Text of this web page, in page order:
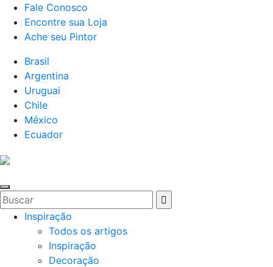
Fale Conosco
Encontre sua Loja
Ache seu Pintor
Brasil
Argentina
Uruguai
Chile
México
Ecuador
Inspiração
Todos os artigos
Inspiração
Decoração